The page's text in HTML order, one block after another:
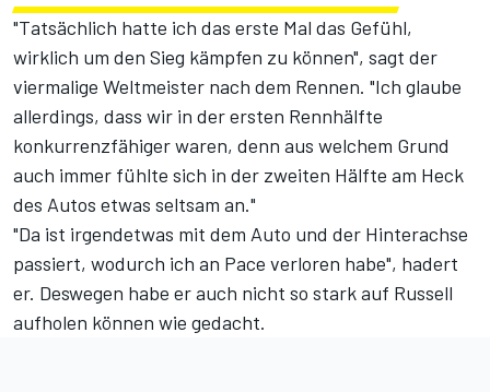
"Tatsächlich hatte ich das erste Mal das Gefühl,
wirklich um den Sieg kämpfen zu können", sagt der
viermalige Weltmeister nach dem Rennen. "Ich glaube
allerdings, dass wir in der ersten Rennhälfte
konkurrenzfähiger waren, denn aus welchem Grund
auch immer fühlte sich in der zweiten Hälfte am Heck
des Autos etwas seltsam an."
"Da ist irgendetwas mit dem Auto und der Hinterachse
passiert, wodurch ich an Pace verloren habe", hadert
er. Deswegen habe er auch nicht so stark auf Russell
aufholen können wie gedacht.